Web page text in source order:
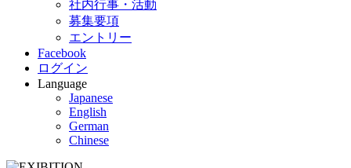
社内行事・活動
募集要項
エントリー
Facebook
ログイン
Language
Japanese
English
German
Chinese